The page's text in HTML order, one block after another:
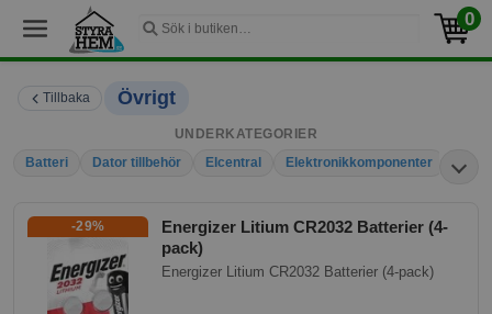
0
Tillbaka Övrigt
UNDERKATEGORIER
Batteri
Dator tillbehör Elcentral Elektronikkomponenter El-
Energizer Litium CR2032 Batterier (4-
pack)
-29%
Energizer Litium CR2032 Batterier (4-pack)